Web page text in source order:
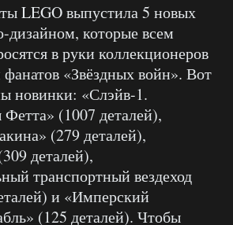
LEGO выпустила 5 новых
дизайном, которые всем
в руки коллекционеров
фанатов «Звёздных войн». Вот
новинки: «Слэйв-1.
Фетта» (1007 деталей),
(279 деталей),
деталей),
транспортный вездеход
и «Имперский
(125 деталей). Чтобы